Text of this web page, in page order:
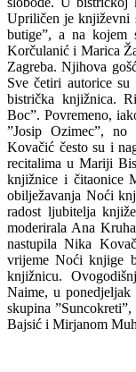
Upriličen je književni
butige”, a na kojem
Korčulanić i Marica
Zagreba. Njihova
Sve četiri autorice
bistrička knjižnica.
Boc”. Povremeno,
”Josip Ozimec”,
Kovačić često su i
recitalima u Mariji
knjižnice i čitaonice
obilježavanja Noći
radost ljubitelja
moderirala Ana
nastupila Nika
vrijeme Noći knjige
knjižnicu.
Naime, u
skupina
Bajsić i Mirjanom